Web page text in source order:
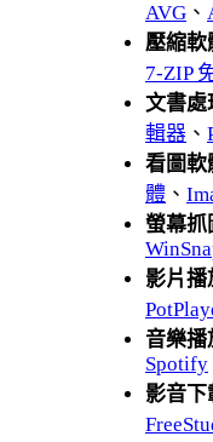
AVG 、
壓縮軟
7-ZIP
文書處
輯器 、
看圖軟
體 、
螢幕抓
影片播
音樂播
Spotify
影音下